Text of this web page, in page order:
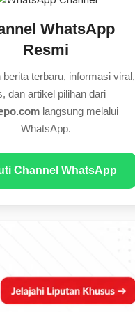
WhatsApp
Resmi
berita terbaru, informasi viral,
dan artikel pilihan dari
langsung melalui
WhatsApp.
Channel WhatsApp